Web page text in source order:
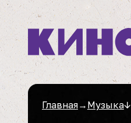
Главная→ Музыка↓